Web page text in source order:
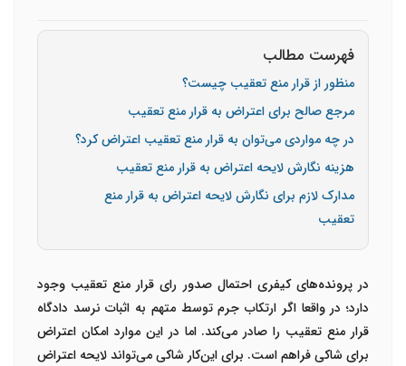
فهرست مطالب
منظور از قرار منع تعقیب چیست؟
مرجع صالح برای اعتراض به قرار منع تعقیب
در چه مواردی می‌توان به قرار منع تعقیب اعتراض کرد؟
هزینه نگارش لایحه اعتراض به قرار منع تعقیب
مدارک لازم برای نگارش لایحه اعتراض به قرار منع
تعقیب
در پرونده‌های کیفری احتمال صدور رای قرار منع تعقیب وجود
دارد؛ در واقعا اگر ارتکاب جرم توسط متهم به اثبات نرسد دادگاه
قرار منع تعقیب را صادر می‌کند. اما در این موارد امکان اعتراض
برای شاکی فراهم است. برای این‌کار شاکی می‌تواند لایحه اعتراض